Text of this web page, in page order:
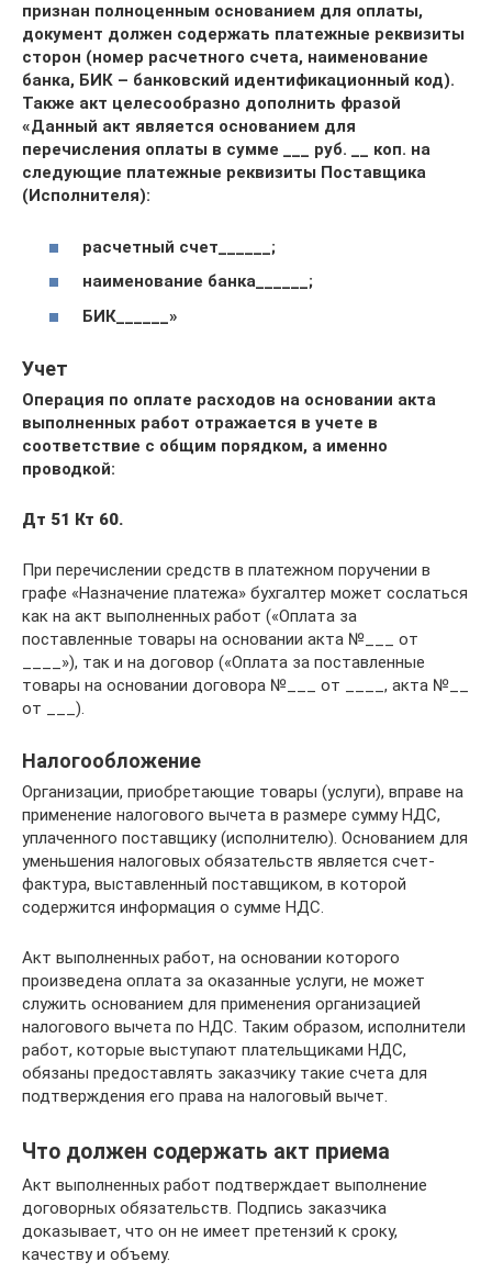
признан полноценным основанием для оплаты,
документ должен содержать платежные реквизиты
сторон (номер расчетного счета, наименование
банка, БИК – банковский идентификационный код).
Также акт целесообразно дополнить фразой
«Данный акт является основанием для
перечисления оплаты в сумме ___ руб. __ коп. на
следующие платежные реквизиты Поставщика
(Исполнителя):
расчетный счет______;
наименование банка______;
БИК______»
Учет
Операция по оплате расходов на основании акта
выполненных работ отражается в учете в
соответствие с общим порядком, а именно
проводкой:
Дт 51 Кт 60.
При перечислении средств в платежном поручении в
графе «Назначение платежа» бухгалтер может сослаться
как на акт выполненных работ («Оплата за
поставленные товары на основании акта №___ от
____»), так и на договор («Оплата за поставленные
товары на основании договора №___ от ____, акта №__
от ___).
Налогообложение
Организации, приобретающие товары (услуги), вправе на
применение налогового вычета в размере сумму НДС,
уплаченного поставщику (исполнителю). Основанием для
уменьшения налоговых обязательств является счет-
фактура, выставленный поставщиком, в которой
содержится информация о сумме НДС.
Акт выполненных работ, на основании которого
произведена оплата за оказанные услуги, не может
служить основанием для применения организацией
налогового вычета по НДС. Таким образом, исполнители
работ, которые выступают плательщиками НДС,
обязаны предоставлять заказчику такие счета для
подтверждения его права на налоговый вычет.
Что должен содержать акт приема
Акт выполненных работ подтверждает выполнение
договорных обязательств. Подпись заказчика
доказывает, что он не имеет претензий к сроку,
качеству и объему.